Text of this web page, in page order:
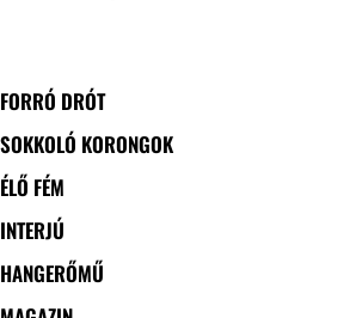
FORRÓ DRÓT
SOKKOLÓ KORONGOK
ÉLŐ FÉM
INTERJÚ
HANGERŐMŰ